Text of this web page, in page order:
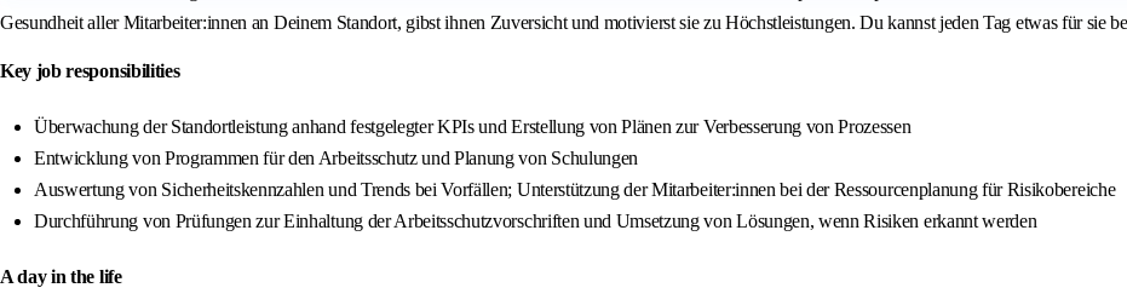
Gesundheit aller Mitarbeiter:innen an Deinem Standort, gibst ihnen Zuversicht und motivierst sie zu Höchstleistungen. Du kannst jeden Tag etwas für sie
Key job responsibilities
Überwachung der Standortleistung anhand festgelegter KPIs und Erstellung von Plänen zur Verbesserung von Prozessen
Entwicklung von Programmen für den Arbeitsschutz und Planung von Schulungen
Auswertung von Sicherheitskennzahlen und Trends bei Vorfällen; Unterstützung der Mitarbeiter:innen bei der Ressourcenplanung für Risikobereiche
Durchführung von Prüfungen zur Einhaltung der Arbeitsschutzvorschriften und Umsetzung von Lösungen, wenn Risiken erkannt werden
A day in the life